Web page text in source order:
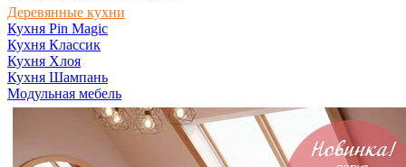
Деревянные кухни
Кухня Pin Magic
Кухня Классик
Кухня Хлоя
Кухня Шампань
Модульная мебель